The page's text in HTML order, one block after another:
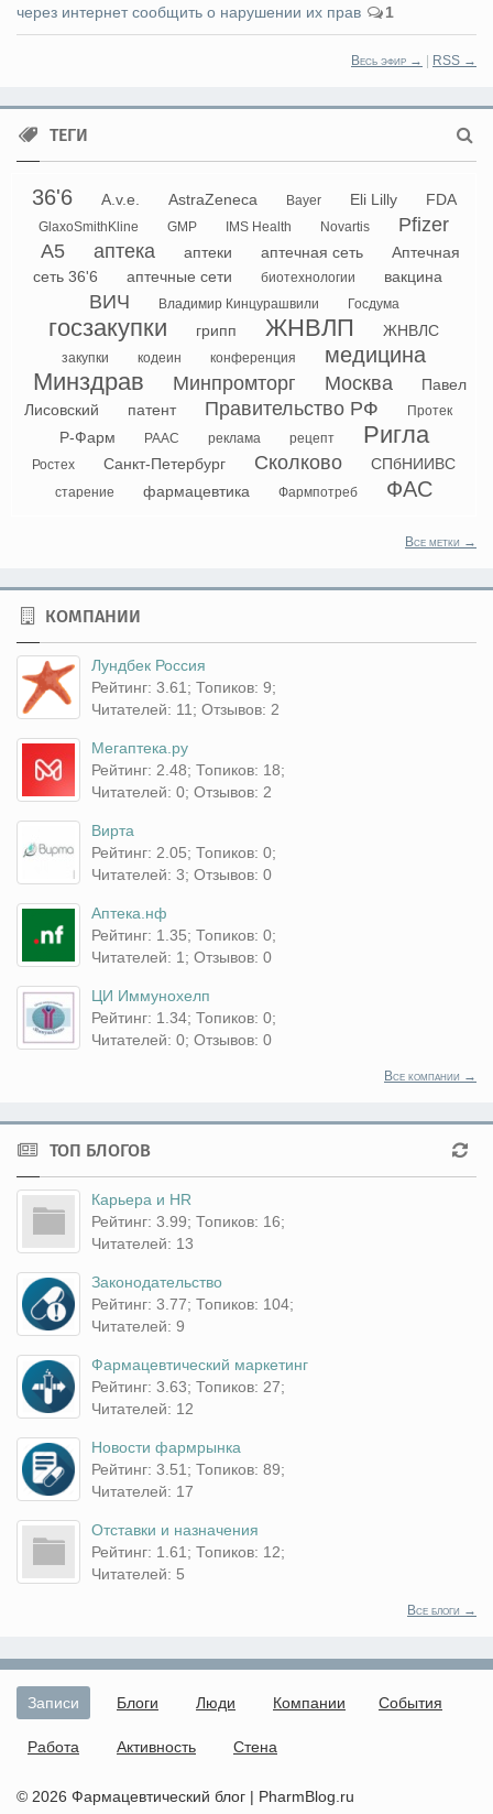
через интернет сообщить о нарушении их прав
1
Весь эфир → RSS →
ТЕГИ
36'6 A.v.e. AstraZeneca Bayer Eli Lilly FDA
GlaxoSmithKline GMP IMS Health Novartis
Pfizer
А5
аптека аптеки аптечная сеть
Аптечная
сеть 36'6
аптечные сети биотехнологии вакцина
ВИЧ Владимир Кинцурашвили Госдума
госзакупки грипп ЖНВЛП ЖНВЛС
закупки кодеин конференция медицина
Минздрав Минпромторг Москва
Павел
Лисовский
патент Правительство РФ Протек
Р-Фарм РААС реклама рецепт Ригла
Ростех Санкт-Петербург Сколково СПбНИИВС
старение фармацевтика Фармпотреб ФАС
Все метки →
КОМПАНИИ
Лундбек Россия
Рейтинг: 3.61; Топиков: 9;
Читателей: 11; Отзывов: 2
Мегаптека.ру
Рейтинг: 2.48; Топиков: 18;
Читателей: 0; Отзывов: 2
Вирта
Рейтинг: 2.05; Топиков: 0;
Читателей: 3; Отзывов: 0
Аптека.нф
Рейтинг: 1.35; Топиков: 0;
Читателей: 1; Отзывов: 0
ЦИ Иммунохелп
Рейтинг: 1.34; Топиков: 0;
Читателей: 0; Отзывов: 0
Все компании →
ТОП БЛОГОВ
Карьера и HR
Рейтинг: 3.99; Топиков: 16;
Читателей: 13
Законодательство
Рейтинг: 3.77; Топиков: 104;
Читателей: 9
Фармацевтический маркетинг
Рейтинг: 3.63; Топиков: 27;
Читателей: 12
Новости фармрынка
Рейтинг: 3.51; Топиков: 89;
Читателей: 17
Отставки и назначения
Рейтинг: 1.61; Топиков: 12;
Читателей: 5
Все блоги →
Записи Блоги Люди Компании События
Работа Активность Стена
© 2026 Фармацевтический блог | PharmBlog.ru